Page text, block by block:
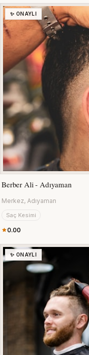
✨ ONAYLI
Berber Ali - Adıyaman
Merkez, Adıyaman
Saç Kesimi
0.00
✨ ONAYLI